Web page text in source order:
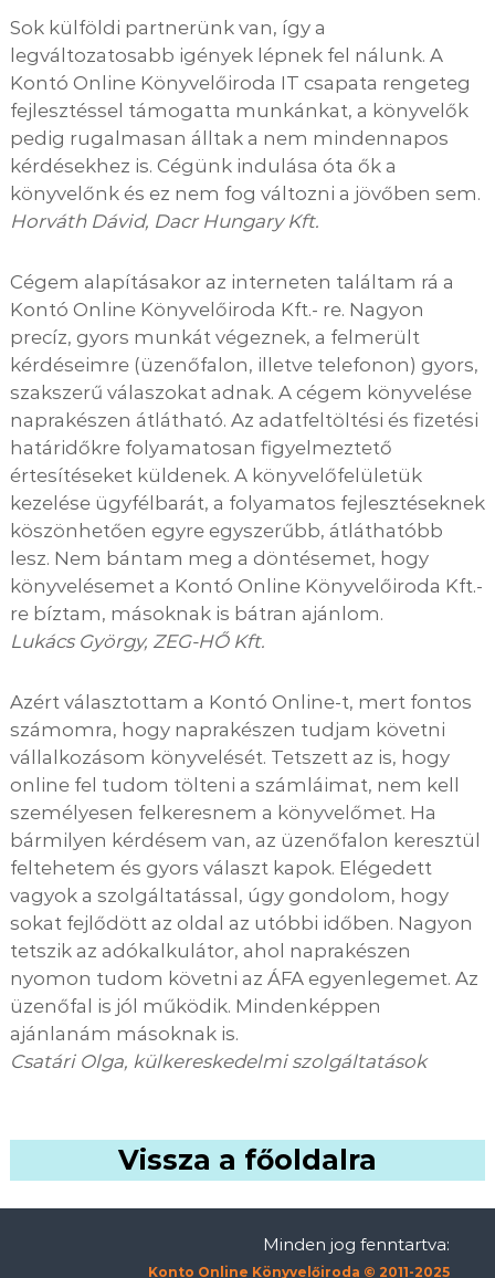
Sok külföldi partnerünk van, így a
legváltozatosabb igények lépnek fel nálunk. A
Kontó Online Könyvelőiroda IT csapata rengeteg
fejlesztéssel támogatta munkánkat, a könyvelők
pedig rugalmasan álltak a nem mindennapos
kérdésekhez is. Cégünk indulása óta ők a
könyvelőnk és ez nem fog változni a jövőben sem.
Horváth Dávid, Dacr Hungary Kft.
Cégem alapításakor az interneten találtam rá a
Kontó Online Könyvelőiroda Kft.- re. Nagyon
precíz, gyors munkát végeznek, a felmerült
kérdéseimre (üzenőfalon, illetve telefonon) gyors,
szakszerű válaszokat adnak. A cégem könyvelése
naprakészen átlátható. Az adatfeltöltési és fizetési
határidőkre folyamatosan figyelmeztető
értesítéseket küldenek. A könyvelőfelületük
kezelése ügyfélbarát, a folyamatos fejlesztéseknek
köszönhetően egyre egyszerűbb, átláthatóbb
lesz. Nem bántam meg a döntésemet, hogy
könyvelésemet a Kontó Online Könyvelőiroda Kft.-
re bíztam, másoknak is bátran ajánlom.
Lukács György, ZEG-HŐ Kft.
Azért választottam a Kontó Online-t, mert fontos
számomra, hogy naprakészen tudjam követni
vállalkozásom könyvelését. Tetszett az is, hogy
online fel tudom tölteni a számláimat, nem kell
személyesen felkeresnem a könyvelőmet. Ha
bármilyen kérdésem van, az üzenőfalon keresztül
feltehetem és gyors választ kapok. Elégedett
vagyok a szolgáltatással, úgy gondolom, hogy
sokat fejlődött az oldal az utóbbi időben. Nagyon
tetszik az adókalkulátor, ahol naprakészen
nyomon tudom követni az ÁFA egyenlegemet. Az
üzenőfal is jól működik. Mindenképpen
ajánlanám másoknak is.
Csatári Olga, külkereskedelmi szolgáltatások
Vissza a főoldalra
Minden jog fenntartva:
Konto Online Könyvelőiroda © 2011-2025